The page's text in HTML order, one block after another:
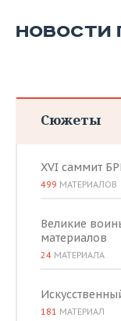
НОВОСТИ
Сюжеты
XVI саммит
499 МАТЕРИАЛОВ
Великие
материалов
24 МАТЕРИАЛА
181 МАТЕРИАЛ